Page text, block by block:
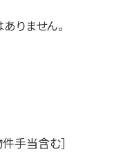
りません。
手当含む］